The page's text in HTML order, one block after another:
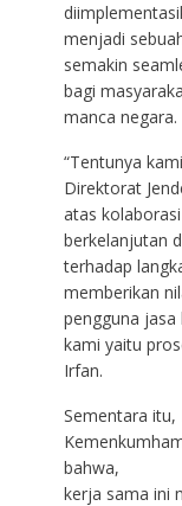
menjadi
semakin
bagi
manca negara.
“Tentunya
Direktorat
atas
berkelanjutan
terhadap
memberikan
pengguna
kami yaitu
Irfan.
Sementara itu,
bahwa,
kerja sama ini